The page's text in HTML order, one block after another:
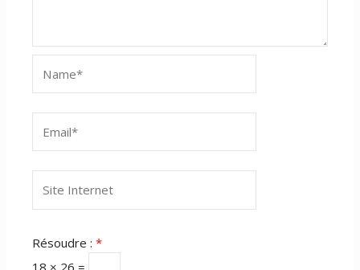
Internet
Résoudre :*